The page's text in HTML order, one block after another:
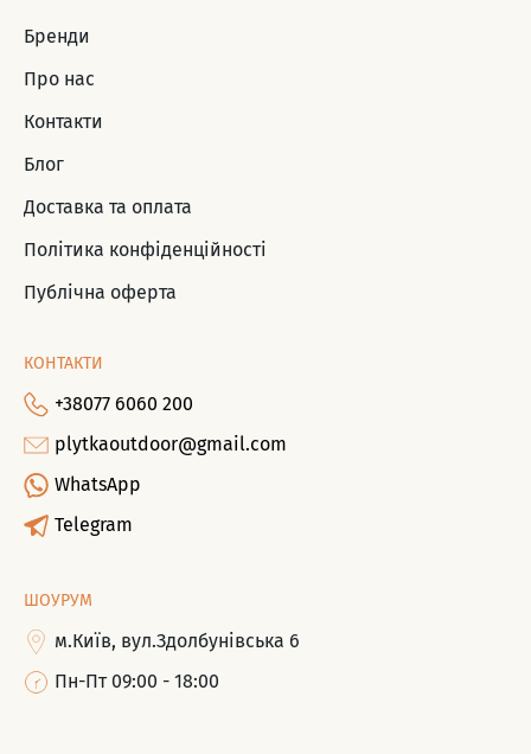
Бренди
Про нас
Контакти
Блог
Доставка та оплата
Політика конфіденційності
Публічна оферта
КОНТАКТИ
+38077 6060 200
plytkaoutdoor@gmail.com
WhatsApp
Telegram
ШОУРУМ
м.Київ, вул.Здолбунівська 6
Пн-Пт 09:00 - 18:00